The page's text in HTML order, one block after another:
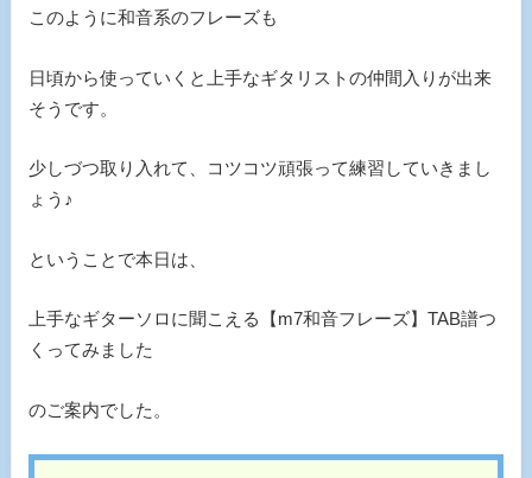
このように和音系のフレーズも
日頃から使っていくと上手なギタリストの仲間入りが出来
そうです。
少しづつ取り入れて、コツコツ頑張って練習していきまし
ょう♪
ということで本日は、
上手なギターソロに聞こえる【m7和音フレーズ】TAB譜つ
くってみました
のご案内でした。